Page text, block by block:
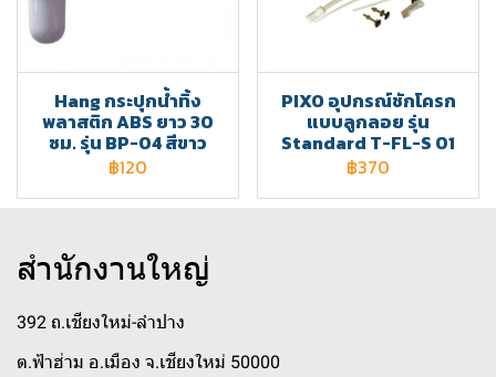
Hang กระปุกน้ำทิ้ง
พลาสติก ABS ยาว 30
ซม. รุ่น BP-04 สีขาว
฿120
PIXO อุปกรณ์ชักโครก
แบบลูกลอย รุ่น
Standard T-FL-S 01
฿370
สำนักงานใหญ่
392 ถ.เชียงใหม่-ลำปาง
ต.ฟ้าฮ่าม อ.เมือง จ.เชียงใหม่ 50000